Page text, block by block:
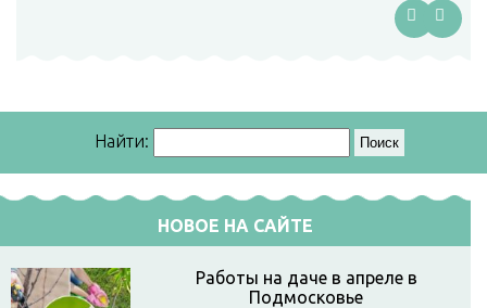
Найти:
НОВОЕ НА САЙТЕ
Работы на даче в апреле в
Подмосковье